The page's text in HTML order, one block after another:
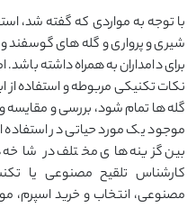
با توجه به مواردی که گفته شد،
شیری و پرواری و گله های گوسفند و
برای دامداران به همراه داشته باشد.
نکات تکنیکی مربوطه و استفاده از
گله ها تمام شود، بررسی و
موجود یک مورد حیاتی در استفاده
بین گزینه های مختلف در
کارشناس تلقیح مصنوعی یا
مصنوعی، انتخاب و خرید اسپرم،